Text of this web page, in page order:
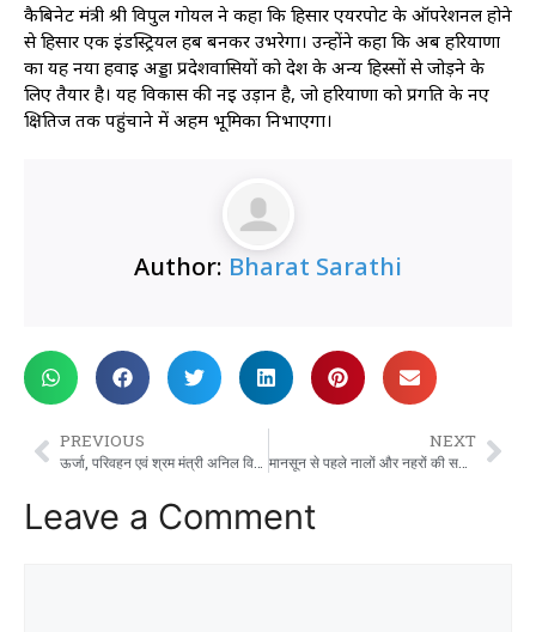
कैबिनेट मंत्री श्री विपुल गोयल ने कहा कि हिसार एयरपोर्ट के ऑपरेशनल होने
से हिसार एक इंडस्ट्रियल हब बनकर उभरेगा। उन्होंने कहा कि अब हरियाणा
का यह नया हवाई अड्डा प्रदेशवासियों को देश के अन्य हिस्सों से जोड़ने के
लिए तैयार है। यह विकास की नई उड़ान है, जो हरियाणा को प्रगति के नए
क्षितिज तक पहुंचाने में अहम भूमिका निभाएगा।
Author: Bharat Sarathi
PREVIOUS
ऊर्जा, परिवहन एवं श्रम मंत्री अनिल विज का जन्मदिन आज अम्बाला में त्यौहार की तरह मनाया गया …….
NEXT
मानसून से पहले नालों और नहरों की सफाई करें सुनिश्चित – मुख्यमंत्री नायब सिंह सैनी
Leave a Comment